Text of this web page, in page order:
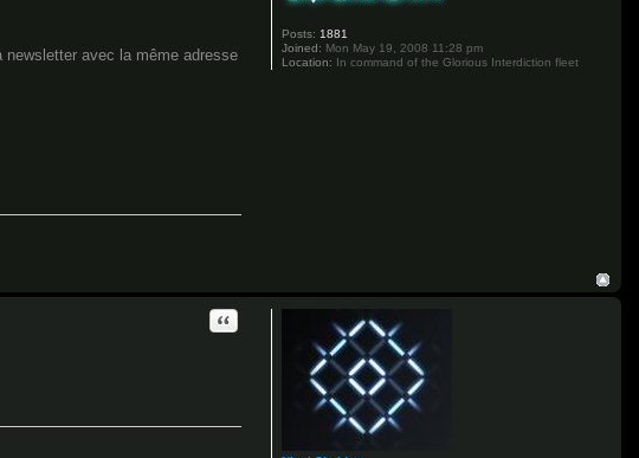
Posts: 1881
Joined: Mon May 19, 2008 11:28 pm
Location: In command of the Glorious Interdiction fleet
avec la même adresse
Quote